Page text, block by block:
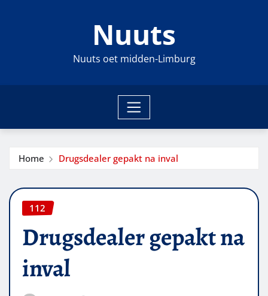
Nuuts
Nuuts oet midden-Limburg
Home Drugsdealer gepakt na inval
112
Drugsdealer gepakt na
inval